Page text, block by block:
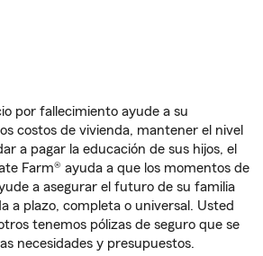
por fallecimiento ayude a su
costos de vivienda, mantener el nivel
a pagar la educación de sus hijos, el
Farm® ayuda a que los momentos de
a asegurar el futuro de su familia
a plazo, completa o universal. Usted
tenemos pólizas de seguro que se
necesidades y presupuestos.